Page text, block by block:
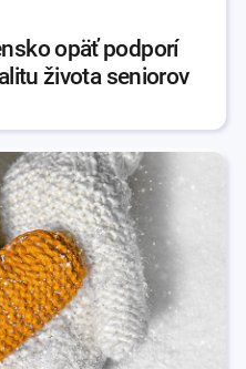
opäť podporí
života seniorov